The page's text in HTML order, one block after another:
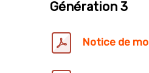
Génération 3
Notice de